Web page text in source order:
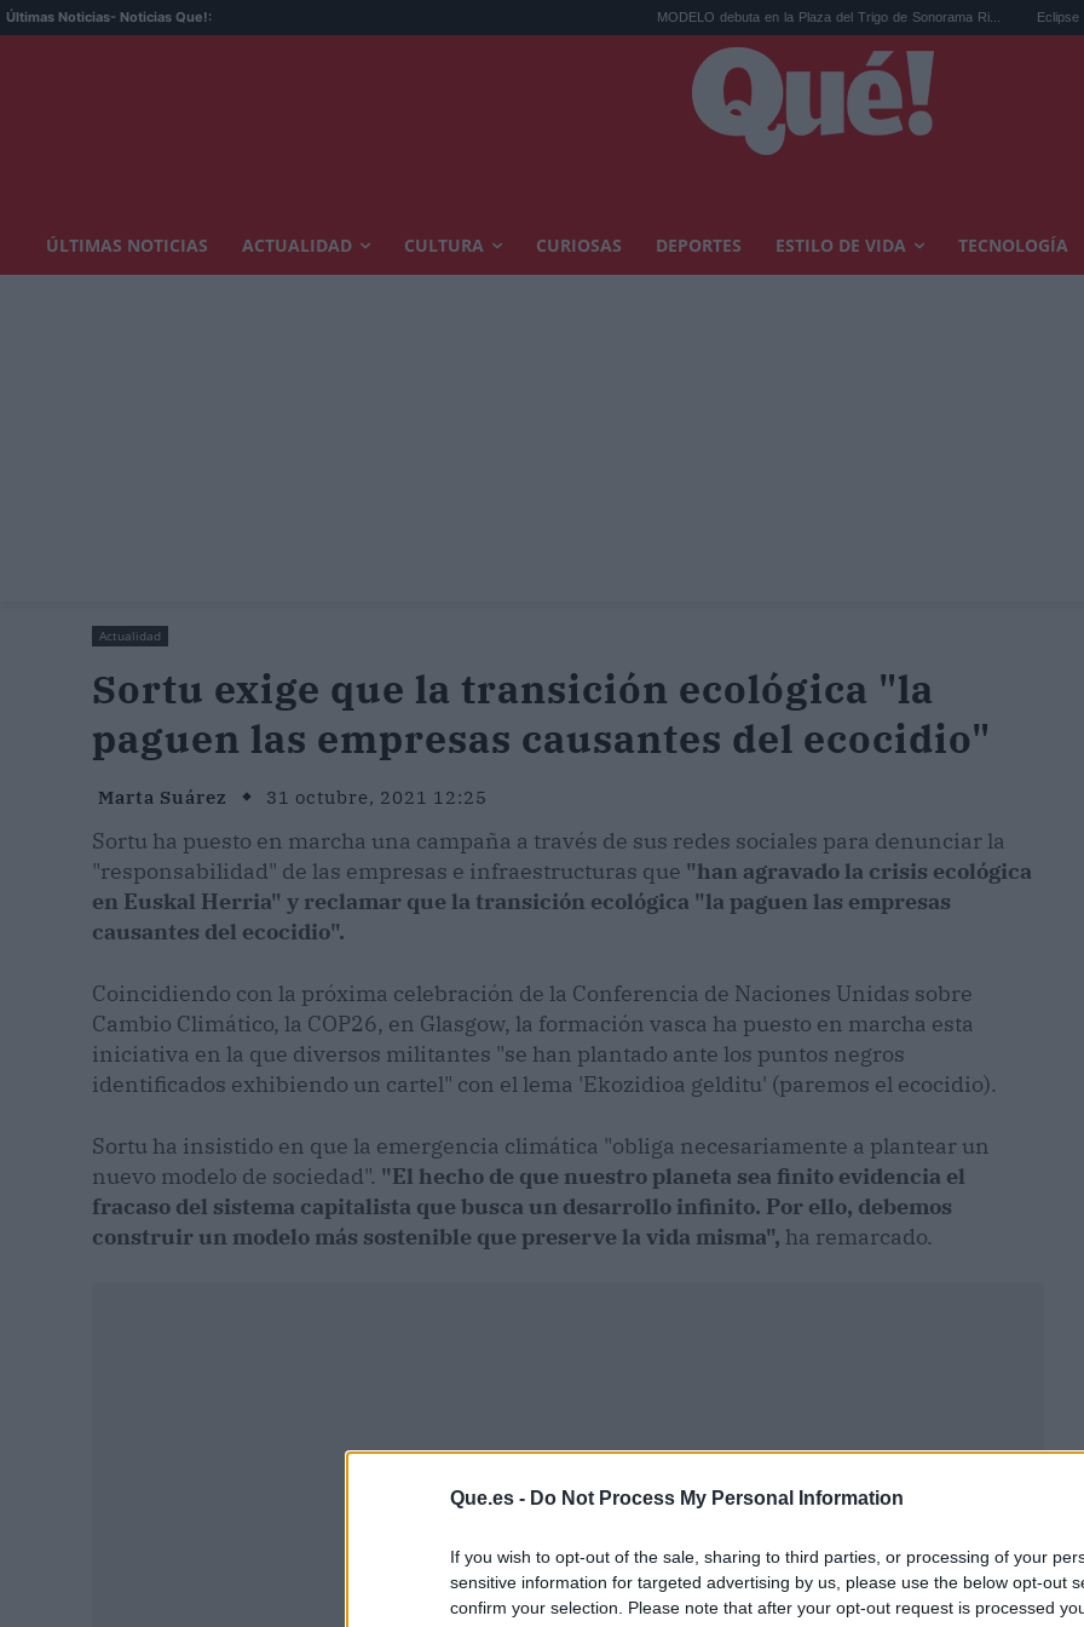
Que.es - Do Not Process My Personal Information
If you wish to opt-out of the sale, sharing to third parties, or processing of your
sensitive information for targeted advertising by us, please use the below opt-out
confirm your selection. Please note that after your opt-out request is processed
Últimas Noticias- Noticias Que!: MODELO debuta en la Plaza del Trigo de Sonorama Ri... Eclipse solar en
ÚLTIMAS NOTICIAS ACTUALIDAD CULTURA CURIOSAS DEPORTES ESTILO DE VIDA TECNOLOGÍA
Actualidad
Sortu exige que la transición ecológica "la
paguen las empresas causantes del ecocidio"
Marta Suárez 31 octubre, 2021 12:25
Sortu ha puesto en marcha una campaña a través de sus redes sociales para denunciar la
"responsabilidad" de las empresas e infraestructuras que "han agravado la crisis ecológica
en Euskal Herria" y reclamar que la transición ecológica "la paguen las empresas
causantes del ecocidio".
Coincidiendo con la próxima celebración de la Conferencia de Naciones Unidas sobre
Cambio Climático, la COP26, en Glasgow, la formación vasca ha puesto en marcha esta
iniciativa en la que diversos militantes "se han plantado ante los puntos negros
identificados exhibiendo un cartel" con el lema 'Ekozidioa gelditu' (paremos el ecocidio).
Sortu ha insistido en que la emergencia climática "obliga necesariamente a plantear un
nuevo modelo de sociedad". "El hecho de que nuestro planeta sea finito evidencia el
fracaso del sistema capitalista que busca un desarrollo infinito. Por ello, debemos
construir un modelo más sostenible que preserve la vida misma", ha remarcado.